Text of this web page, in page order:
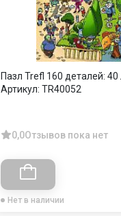
Пазл Trefl 160 деталей:
Артикул: TR40052
0,0Отзывов пока нет
Нет в наличии